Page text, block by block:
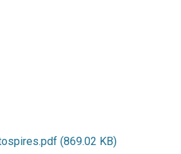
(869.02 KB)